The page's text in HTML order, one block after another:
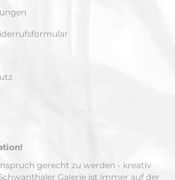
gerecht zu werden - kreativ
Galerie ist immer auf der